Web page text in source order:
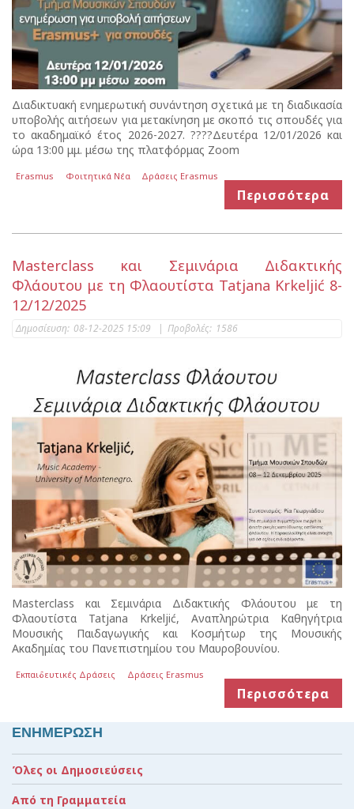
Διαδικτυακή ενημερωτική συνάντηση σχετικά με τη διαδικασία
υποβολής αιτήσεων για μετακίνηση με σκοπό τις σπουδές για
το ακαδημαϊκό έτος 2026-2027. ????Δευτέρα 12/01/2026 και
ώρα 13:00 μμ. μέσω της πλατφόρμας Zoom
Erasmus Φοιτητικά Νέα Δράσεις Erasmus
Περισσότερα
Masterclass και Σεμινάρια Διδακτικής
Φλάουτου με τη Φλαουτίστα Tatjana Krkeljić 8-
12/12/2025
Δημοσίευση: 08-12-2025 15:09 | Προβολές: 1586
Masterclass και Σεμινάρια Διδακτικής Φλάουτου με τη
Φλαουτίστα Tatjana Krkeljić, Αναπληρώτρια Καθηγήτρια
Μουσικής Παιδαγωγικής και Κοσμήτωρ της Μουσικής
Ακαδημίας του Πανεπιστημίου του Μαυροβουνίου.
Εκπαιδευτικές Δράσεις Δράσεις Erasmus
Περισσότερα
ΕΝΗΜΕΡΩΣΗ
Όλες οι Δημοσιεύσεις
Από τη Γραμματεία